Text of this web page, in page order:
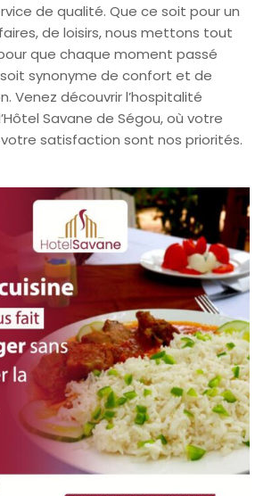
de qualité. Que ce soit pour un
de loisirs, nous mettons tout
que chaque moment passé
synonyme de confort et de
Venez découvrir l’hospitalité
Savane de Ségou, où votre
satisfaction sont nos priorités.